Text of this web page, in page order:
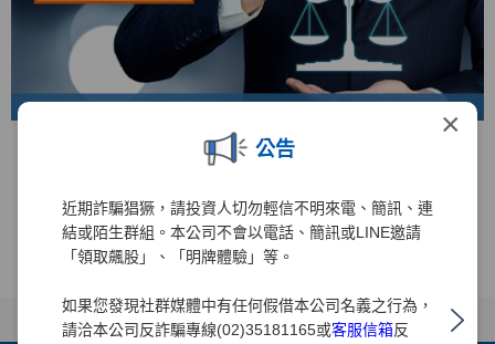
×
公告
近期詐騙猖獗，請投資人切勿輕信不明來電、簡訊、連
結或陌生群組。本公司不會以電話、簡訊或LINE邀請
「領取飆股」、「明牌體驗」等。
如果您發現社群媒體中有任何假借本公司名義之行為，
請洽本公司反詐騙專線(02)35181165或客服信箱反
錢進美股直達車 手續費免比價